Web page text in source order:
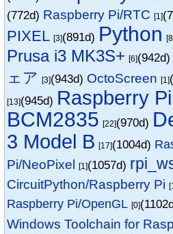
(772d) Raspberry Pi/RTC [1]
PIXEL [3](891d) Python
Prusa i3 MK3S+ [6]
ェア [3](943d) OctoScreen [1]
[13](945d) Raspberry
BCM2835 [22](970d)
3 Model B [17](1004d)
Pi/NeoPixel [1](1057d)
CircuitPython/Raspberry Pi
Raspberry Pi/OpenGL [0]
Windows Toolchain for